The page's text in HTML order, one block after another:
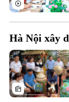
Âm nhạc
Hà Nội xây